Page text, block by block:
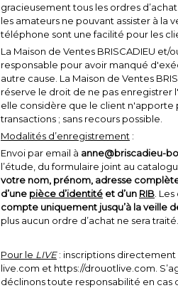
gracieusement tous les ordres
les amateurs ne pouvant assister à la
téléphone sont une facilité pour les
La Maison de Ventes BRISCADIEU et/
responsable pour avoir manqué
autre cause. La Maison de Ventes
réserve le droit de ne pas enregistrer
elle considère que le client n'apporte
transactions ; sans recours possible.
Modalités d’enregistrement :
Envoi par email à anne@briscadieu-
l’étude, du formulaire joint au
votre nom, prénom, adresse
d’une pièce d’identité et d’un RIB .
compte uniquement jusqu’à la veille
plus aucun ordre d’achat ne sera traité.
Pour le LIVE: inscriptions directement
live.com et https://drouotlive.com.
déclinons toute responsabilité en cas